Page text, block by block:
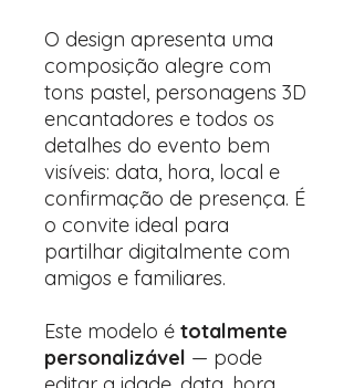
O design apresenta uma
composição alegre com
tons pastel, personagens 3D
encantadores e todos os
detalhes do evento bem
visíveis: data, hora, local e
confirmação de presença. É
o convite ideal para
partilhar digitalmente com
amigos e familiares.
Este modelo é totalmente
personalizável — pode